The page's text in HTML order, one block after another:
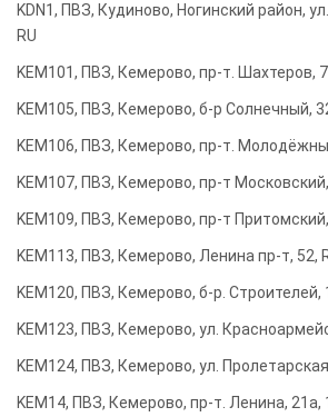
KDN1, ПВЗ, Кудиново, Ногинский район,
RU
KEM101, ПВЗ, Кемерово, пр-т. Шахтеров,
KEM105, ПВЗ, Кемерово, б-р Солнечный,
KEM106, ПВЗ, Кемерово, пр-т.
KEM107, ПВЗ, Кемерово, пр-т Московский,
KEM109, ПВЗ, Кемерово, пр-т Притомский,
KEM113, ПВЗ, Кемерово, Ленина пр-т, 52,
KEM120, ПВЗ, Кемерово, б-р. Строителей,
KEM123, ПВЗ, Кемерово, ул.
KEM124, ПВЗ, Кемерово, ул.
KEM14, ПВЗ, Кемерово, пр-т. Ленина, 21а,